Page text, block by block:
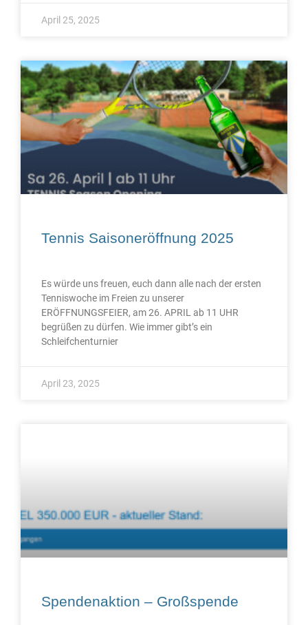
April 25, 2025
Tennis Saisoneröffnung 2025
Es würde uns freuen, euch dann alle nach der ersten
Tenniswoche im Freien zu unserer
ERÖFFNUNGSFEIER, am 26. APRIL ab 11 UHR
begrüßen zu dürfen. Wie immer gibt’s ein
Schleifchenturnier
April 23, 2025
Spendenaktion – Großspende